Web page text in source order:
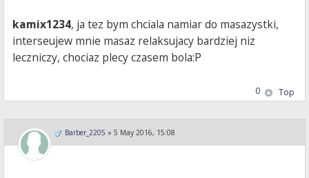
kamix1234, ja tez bym chciala namiar do masazystki,
interseujew mnie masaz relaksujacy bardziej niz
leczniczy, chociaz plecy czasem bola:P
Top
0
Barber_2205 » 5 May 2016, 15:08